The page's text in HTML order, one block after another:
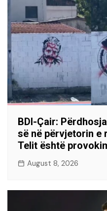
BDI-Çair:
së në përvjetorin e
Telit është
August 8, 2026